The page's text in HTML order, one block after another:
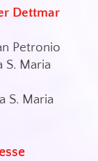
Dettmar
Petronio
S. Maria
S. Maria